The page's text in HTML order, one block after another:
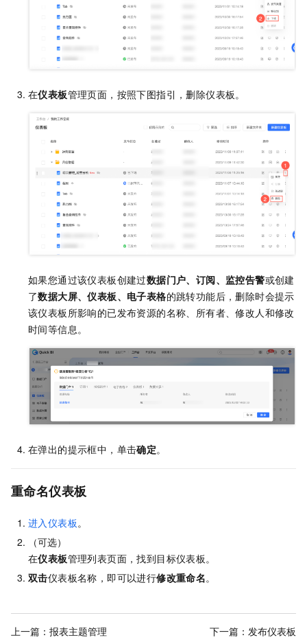
在仪表板管理页面，按照下图指引，删除仪表板。
如果您通过该仪表板创建过数据门户、订阅、监控告警或创建
了数据大屏、仪表板、电子表格的跳转功能后，删除时会提示
该仪表板所影响的已发布资源的名称、所有者、修改人和修改
时间等信息。
在弹出的提示框中，单击确定。
重命名仪表板
进入仪表板 。
（可选）
在仪表板管理列表页面，找到目标仪表板。
双击仪表板名称，即可以进行修改重命名。
上一篇： 报表主题管理 下一篇： 发布仪表板